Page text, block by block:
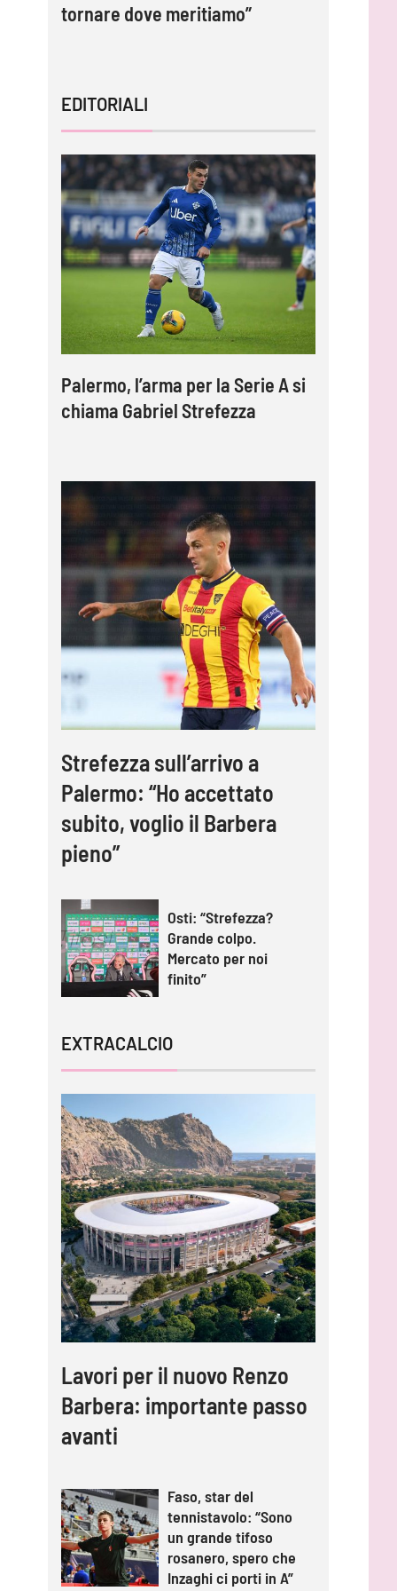
tornare dove meritiamo”
EDITORIALI
Palermo, l’arma per la Serie A si
chiama Gabriel Strefezza
Strefezza sull’arrivo a
Palermo: “Ho accettato
subito, voglio il Barbera
pieno”
Osti: “Strefezza?
Grande colpo.
Mercato per noi
finito”
EXTRACALCIO
Lavori per il nuovo Renzo
Barbera: importante passo
avanti
Faso, star del
tennistavolo: “Sono
un grande tifoso
rosanero, spero che
Inzaghi ci porti in A”